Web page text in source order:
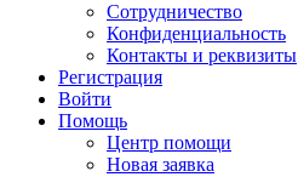
Сотрудничество
Конфиденциальность
Контакты и реквизиты
Регистрация
Войти
Помощь
Центр помощи
Новая заявка